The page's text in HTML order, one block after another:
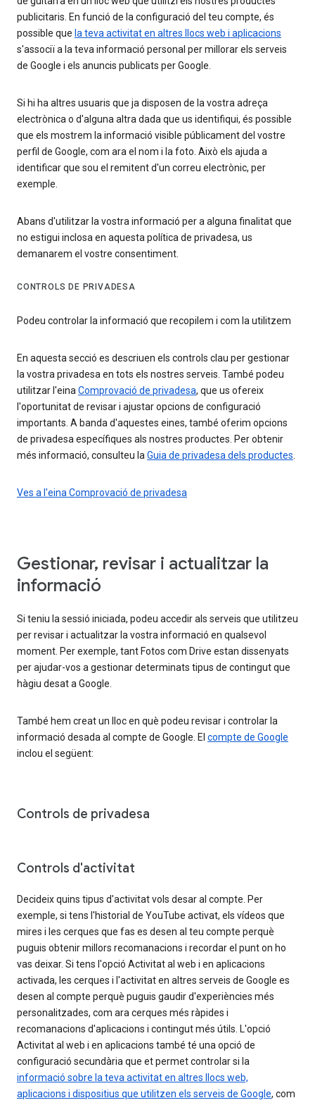
publicitaris. En funció de la configuració del teu compte, és
possible que la teva activitat en altres llocs web i aplicacions
s'associï a la teva informació personal per millorar els serveis
de Google i els anuncis publicats per Google.
Si hi ha altres usuaris que ja disposen de la vostra adreça
electrònica o d'alguna altra dada que us identifiqui, és possible
que els mostrem la informació visible públicament del vostre
perfil de Google, com ara el nom i la foto. Això els ajuda a
identificar que sou el remitent d'un correu electrònic, per
exemple.
Abans d'utilitzar la vostra informació per a alguna finalitat que
no estigui inclosa en aquesta política de privadesa, us
demanarem el vostre consentiment.
CONTROLS DE PRIVADESA
Podeu controlar la informació que recopilem i com la utilitzem
En aquesta secció es descriuen els controls clau per gestionar
la vostra privadesa en tots els nostres serveis. També podeu
utilitzar l'eina Comprovació de privadesa, que us ofereix
l'oportunitat de revisar i ajustar opcions de configuració
importants. A banda d'aquestes eines, també oferim opcions
de privadesa específiques als nostres productes. Per obtenir
més informació, consulteu la Guia de privadesa dels productes
Ves a l'eina Comprovació de privadesa
Gestionar, revisar i actualitzar la
informació
Si teniu la sessió iniciada, podeu accedir als serveis que utilitzeu
per revisar i actualitzar la vostra informació en qualsevol
moment. Per exemple, tant Fotos com Drive estan dissenyats
per ajudar-vos a gestionar determinats tipus de contingut que
hàgiu desat a Google.
També hem creat un lloc en què podeu revisar i controlar la
informació desada al compte de Google. El compte de Google
inclou el següent:
Controls de privadesa
Controls d'activitat
Decideix quins tipus d'activitat vols desar al compte. Per
exemple, si tens l'historial de YouTube activat, els vídeos que
mires i les cerques que fas es desen al teu compte perquè
puguis obtenir millors recomanacions i recordar el punt on ho
vas deixar. Si tens l'opció Activitat al web i en aplicacions
activada, les cerques i l'activitat en altres serveis de Google es
desen al compte perquè puguis gaudir d'experiències més
personalitzades, com ara cerques més ràpides i
recomanacions d'aplicacions i contingut més útils. L'opció
Activitat al web i en aplicacions també té una opció de
configuració secundària que et permet controlar si la
informació sobre la teva activitat en altres llocs web,
aplicacions i dispositius que utilitzen els serveis de Google, com